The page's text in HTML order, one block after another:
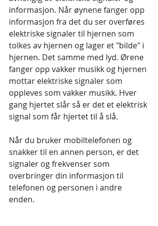
informasjon. Når øynene fanger opp
informasjon fra det du ser overføres
elektriske signaler til hjernen som
tolkes av hjernen og lager et "bilde" i
hjernen. Det samme med lyd. Ørene
fanger opp vakker musikk og hjernen
mottar elektriske signaler som
oppleves som vakker musikk. Hver
gang hjertet slår så er det et elektrisk
signal som får hjertet til å slå.
Når du bruker mobiltelefonen og
snakker til en annen person, er det
signaler og frekvenser som
overbringer din informasjon til
telefonen og personen i andre
enden.